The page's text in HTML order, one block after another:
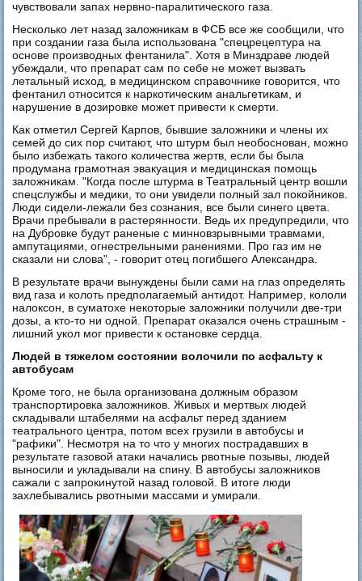
чувствовали запах нервно-паралитического газа.
Несколько лет назад заложникам в ФСБ все же сообщили, что
при создании газа была использована "спецрецептура на
основе производных фентанила". Хотя в Минздраве людей
убеждали, что препарат сам по себе не может вызвать
летальный исход, в медицинском справочнике говорится, что
фентанил относится к наркотическим анальгетикам, и
нарушение в дозировке может привести к смерти.
Как отметил Сергей Карпов, бывшие заложники и члены их
семей до сих пор считают, что штурм был необоснован, можно
было избежать такого количества жертв, если бы была
продумана грамотная эвакуация и медицинская помощь
заложникам. "Когда после штурма в Театральный центр вошли
спецслужбы и медики, то они увидели полный зал покойников.
Люди сидели-лежали без сознания, все были синего цвета.
Врачи пребывали в растерянности. Ведь их предупредили, что
на Дубровке будут раненые с минновзрывными травмами,
ампутациями, огнестрельными ранениями. Про газ им не
сказали ни слова", - говорит отец погибшего Александра.
В результате врачи вынуждены были сами на глаз определять
вид газа и колоть предполагаемый антидот. Например, кололи
налоксон, в суматохе некоторые заложники получили две-три
дозы, а кто-то ни одной. Препарат оказался очень страшным -
лишний укол мог привести к остановке сердца.
Людей в тяжелом состоянии волочили по асфальту к
автобусам
Кроме того, не была организована должным образом
транспортировка заложников. Живых и мертвых людей
складывали штабелями на асфальт перед зданием
театрального центра, потом всех грузили в автобусы и
"рафики". Несмотря на то что у многих пострадавших в
результате газовой атаки начались рвотные позывы, людей
выносили и укладывали на спину. В автобусы заложников
сажали с запрокинутой назад головой. В итоге люди
захлебывались рвотными массами и умирали.